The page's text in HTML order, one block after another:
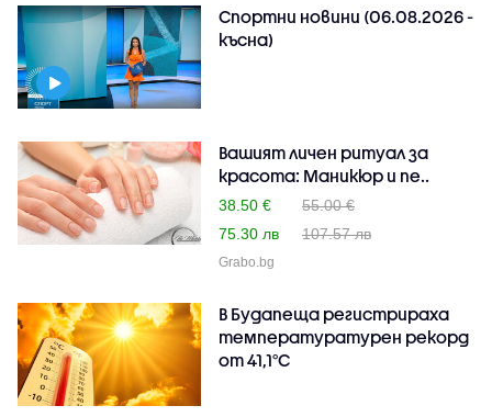
Спортни новини (06.08.2026 -
късна)
Вашият личен ритуал за
красота: Маникюр и пе..
38.50 €
55.00 €
75.30 лв
107.57 лв
Grabo.bg
В Будапеща регистрираха
температуратурен рекорд
от 41,1°C